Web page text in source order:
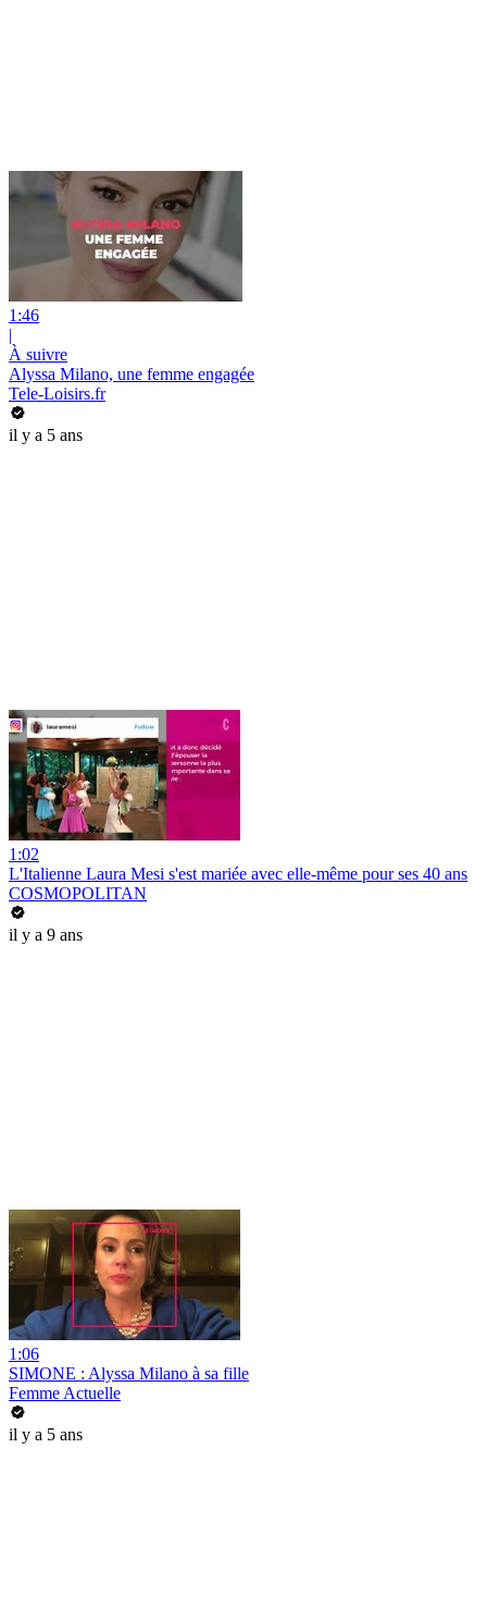
1:46
|
À suivre
Alyssa Milano, une femme engagée
Tele-Loisirs.fr
il y a 5 ans
1:02
L'Italienne Laura Mesi s'est mariée avec elle-même pour ses 40 ans
COSMOPOLITAN
il y a 9 ans
1:06
SIMONE : Alyssa Milano à sa fille
Femme Actuelle
il y a 5 ans